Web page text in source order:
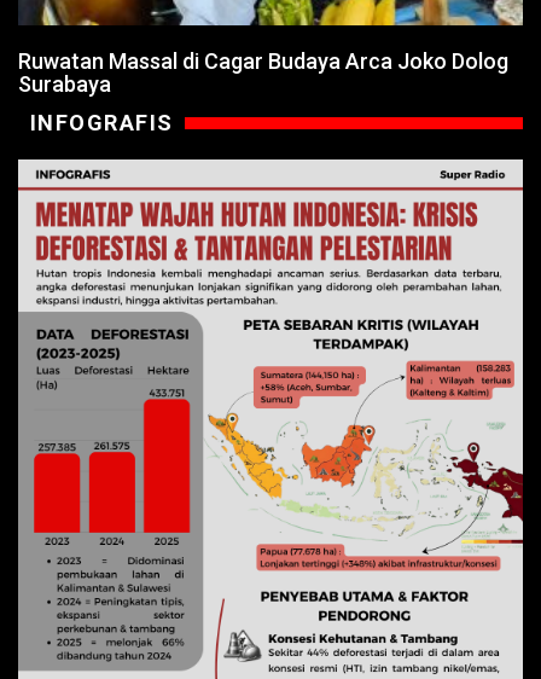
Ruwatan Massal di Cagar Budaya Arca Joko Dolog
Surabaya
INFOGRAFIS